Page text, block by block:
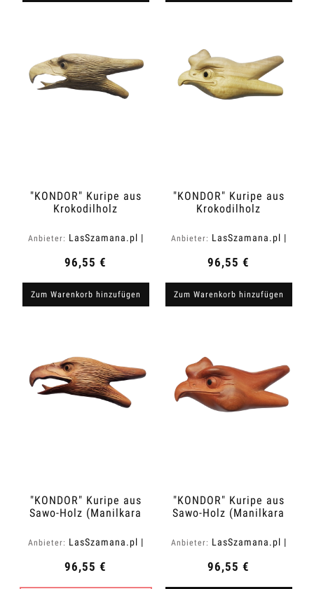
"KONDOR" Kuripe aus
Krokodilholz
Anbieter: LasSzamana.pl |
96,55 €
Zum Warenkorb hinzufügen
"KONDOR" Kuripe aus
Krokodilholz
Anbieter: LasSzamana.pl |
96,55 €
Zum Warenkorb hinzufügen
"KONDOR" Kuripe aus
Sawo-Holz (Manilkara
Anbieter: LasSzamana.pl |
96,55 €
"KONDOR" Kuripe aus
Sawo-Holz (Manilkara
Anbieter: LasSzamana.pl |
96,55 €